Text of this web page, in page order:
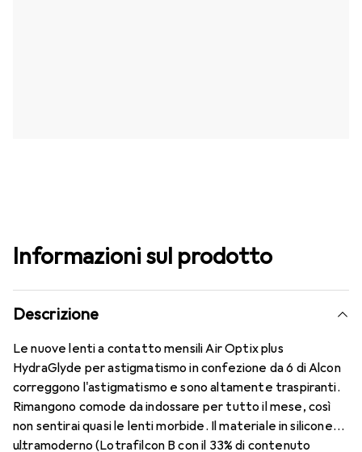
Informazioni sul prodotto
Descrizione
Le nuove lenti a contatto mensili Air Optix plus
HydraGlyde per astigmatismo in confezione da 6 di Alcon
correggono l'astigmatismo e sono altamente traspiranti.
Rimangono comode da indossare per tutto il mese, così
non sentirai quasi le lenti morbide. Il materiale in silicone
ultramoderno (Lotrafilcon B con il 33% di contenuto